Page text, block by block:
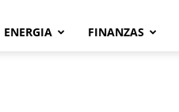
ENERGIA FINANZAS